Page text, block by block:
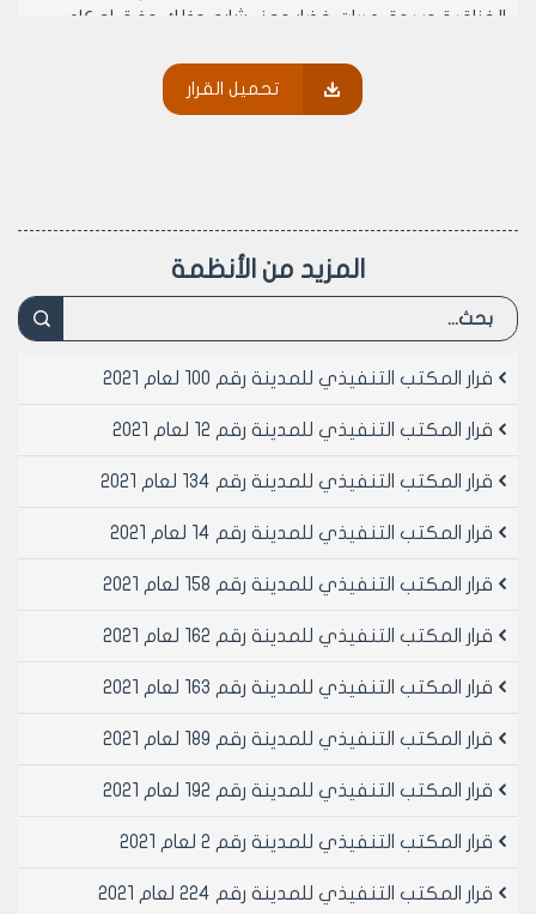
الخناقية وسوق عربات خضار وجزء شارع وذلك وفق احكام
مادة 2- رفع هذا القرار الى وزارة الاسكان والمرافق لاستصدار
قرار النفع العام اللازم...
لمهندس بسام بيروتي
تحميل القرار
المزيد من الأنظمة
قرار المكتب التنفيذي للمدينة رقم 100 لعام 2021
قرار المكتب التنفيذي للمدينة رقم 12 لعام 2021
قرار المكتب التنفيذي للمدينة رقم 134 لعام 2021
قرار المكتب التنفيذي للمدينة رقم 14 لعام 2021
قرار المكتب التنفيذي للمدينة رقم 158 لعام 2021
قرار المكتب التنفيذي للمدينة رقم 162 لعام 2021
قرار المكتب التنفيذي للمدينة رقم 163 لعام 2021
قرار المكتب التنفيذي للمدينة رقم 189 لعام 2021
قرار المكتب التنفيذي للمدينة رقم 192 لعام 2021
قرار المكتب التنفيذي للمدينة رقم 2 لعام 2021
قرار المكتب التنفيذي للمدينة رقم 224 لعام 2021